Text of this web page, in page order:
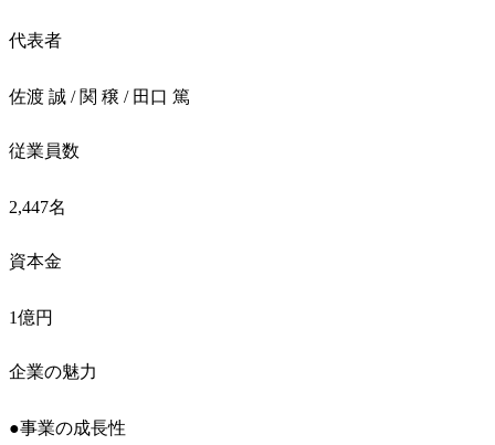
代表者
佐渡 誠 / 関 穣 / 田口 篤
従業員数
2,447名
資本金
1億円
企業の魅力
●事業の成長性